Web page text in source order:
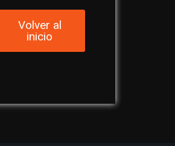
Volver al
inicio